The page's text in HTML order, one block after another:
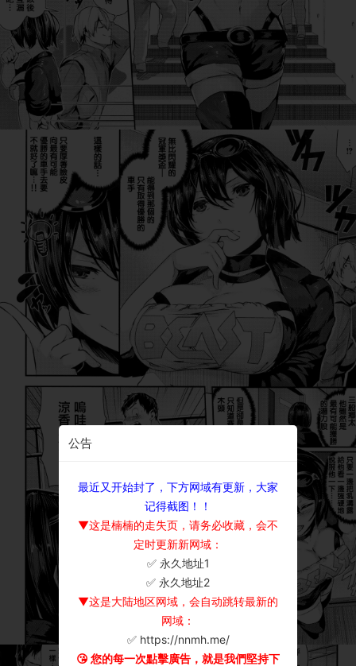
公告
最近又开始封了，下方网域有更新，大家
记得截图！！
▼这是楠楠的走失页，请务必收藏，会不
定时更新新网域：
✅ 永久地址1
✅ 永久地址2
▼这是大陆地区网域，会自动跳转最新的
网域：
✅ https://nnmh.me/
😘 您的每一次點擊廣告，就是我們堅持下